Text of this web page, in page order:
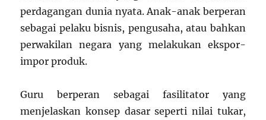
perdagangan dunia nyata. Anak-anak berperan
sebagai pelaku bisnis, pengusaha, atau bahkan
perwakilan negara yang melakukan ekspor-
impor produk.
Guru berperan sebagai fasilitator yang
menjelaskan konsep dasar seperti nilai tukar,